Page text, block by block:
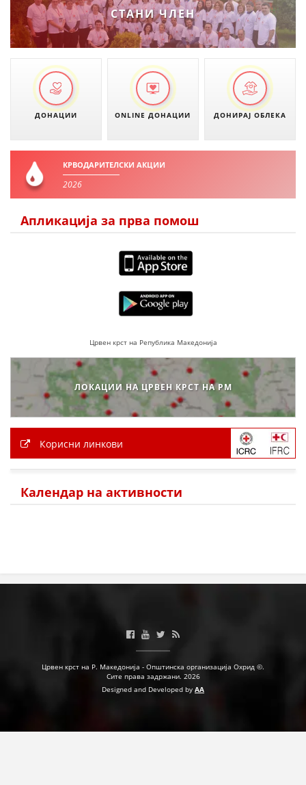
СТАНИ ЧЛЕН
ДОНАЦИИ ONLINE ДОНАЦИИ ДОНИРАЈ ОБЛЕКА
КРВОДАРИТЕЛСКИ АКЦИИ
2026
Апликација за прва помош
Црвен крст на Република Македонија
ЛОКАЦИИ НА ЦРВЕН КРСТ НА РМ
Корисни линкови
Календар на активности
Црвен крст на Р. Македонија - Општинска организација Охрид ©.
Сите права задржани. 2026
Designed and Developed by AA